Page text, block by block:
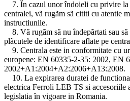
7. În cazul unor îndoieli cu privire la
centralei, vã rugãm sã cititi cu atentie
instructiunile.
8. Vã rugãm sã nu îndepãrtati sau sã
plãcutele de identificare aflate pe
9. Centrala este in conformitate cu
europene: EN 60335-2-35: 2002, EN
2002+A1:2004+A2:2006+A13:2008.
10. La expirarea duratei de
electrica Ferroli LEB TS si accesoriile
legislatia în vigoare in Romania.